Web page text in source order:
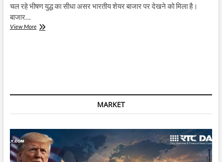
चल रहे भीषण युद्ध का सीधा असर भारतीय शेयर बाजार पर देखने को मिला है।
बाजार…
View Moreमध्य
में
अंकों
बड़ी
गिरावट,
निफ्टी
भी
MARKET